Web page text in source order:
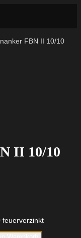
FBN II 10/10
II 10/10
feuerverzinkt